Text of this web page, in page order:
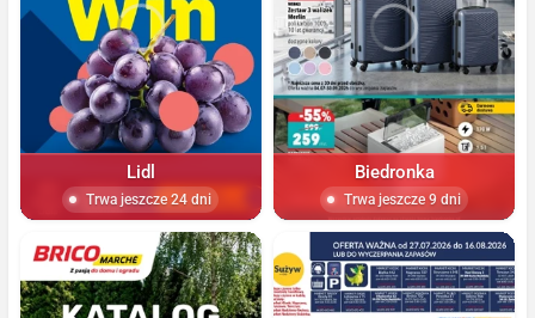
Lidl
Trwa jeszcze 24 dni
Biedronka
Trwa jeszcze 9 dni